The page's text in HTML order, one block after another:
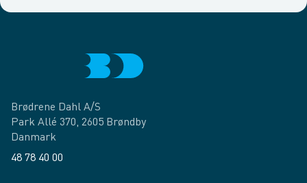
Brødrene Dahl A/S
Park Allé 370, 2605 Brøndby
Danmark
48 78 40 00